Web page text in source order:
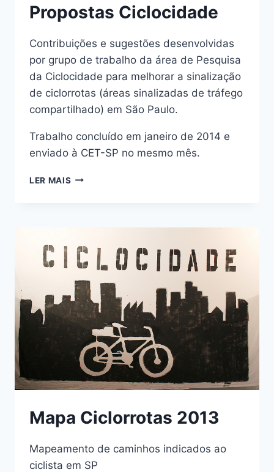
Propostas Ciclocidade
Contribuições e sugestões desenvolvidas
por grupo de trabalho da área de Pesquisa
da Ciclocidade para melhorar a sinalização
de ciclorrotas (áreas sinalizadas de tráfego
compartilhado) em São Paulo.
Trabalho concluído em janeiro de 2014 e
enviado à CET-SP no mesmo mês.
LER MAIS SINALIZAÇÃO
CICLOCIDADE
Mapa Ciclorrotas 2013
Mapeamento de caminhos indicados ao
ciclista em SP